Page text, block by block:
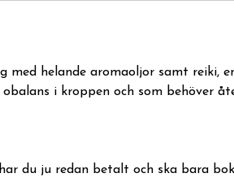
med helande aromaoljor samt reiki,
i kroppen och som behöver
du ju redan betalt och ska bara